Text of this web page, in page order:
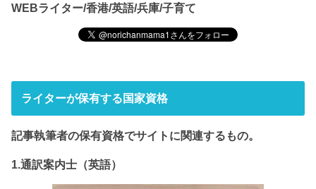
WEBライター/香港/英語/兵庫/子育て
ライターが保有する国家資格
記事執筆者の保有資格でサイト に関連するもの。
1.通訳案内士（英語）